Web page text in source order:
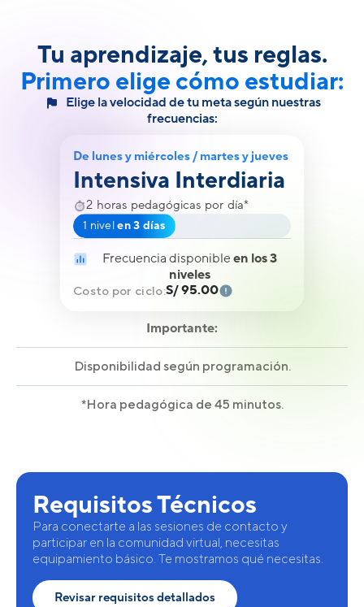
Tu aprendizaje, tus reglas.
Primero elige cómo estudiar:
Elige la velocidad de tu meta según nuestras
frecuencias:
De lunes y miércoles / martes y jueves
Intensiva Interdiaria
2 horas pedagógicas por día*
1 nivelen 3 días
Frecuencia disponibleen los 3
niveles
Costo por ciclo:S/ 95.00
Importante:
Disponibilidad según programación.
*Hora pedagógica de 45 minutos.
Requisitos Técnicos
Para conectarte a las sesiones de contacto y
participar en la comunidad virtual, necesitas
equipamiento básico. Te mostramos qué necesitas.
Revisar requisitos detallados